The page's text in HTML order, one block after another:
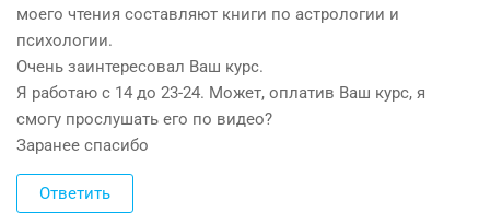
моего чтения составляют книги по астрологии и
психологии.
Очень заинтересовал Ваш курс.
Я работаю с 14 до 23-24. Может, оплатив Ваш курс, я
смогу прослушать его по видео?
Заранее спасибо
Ответить